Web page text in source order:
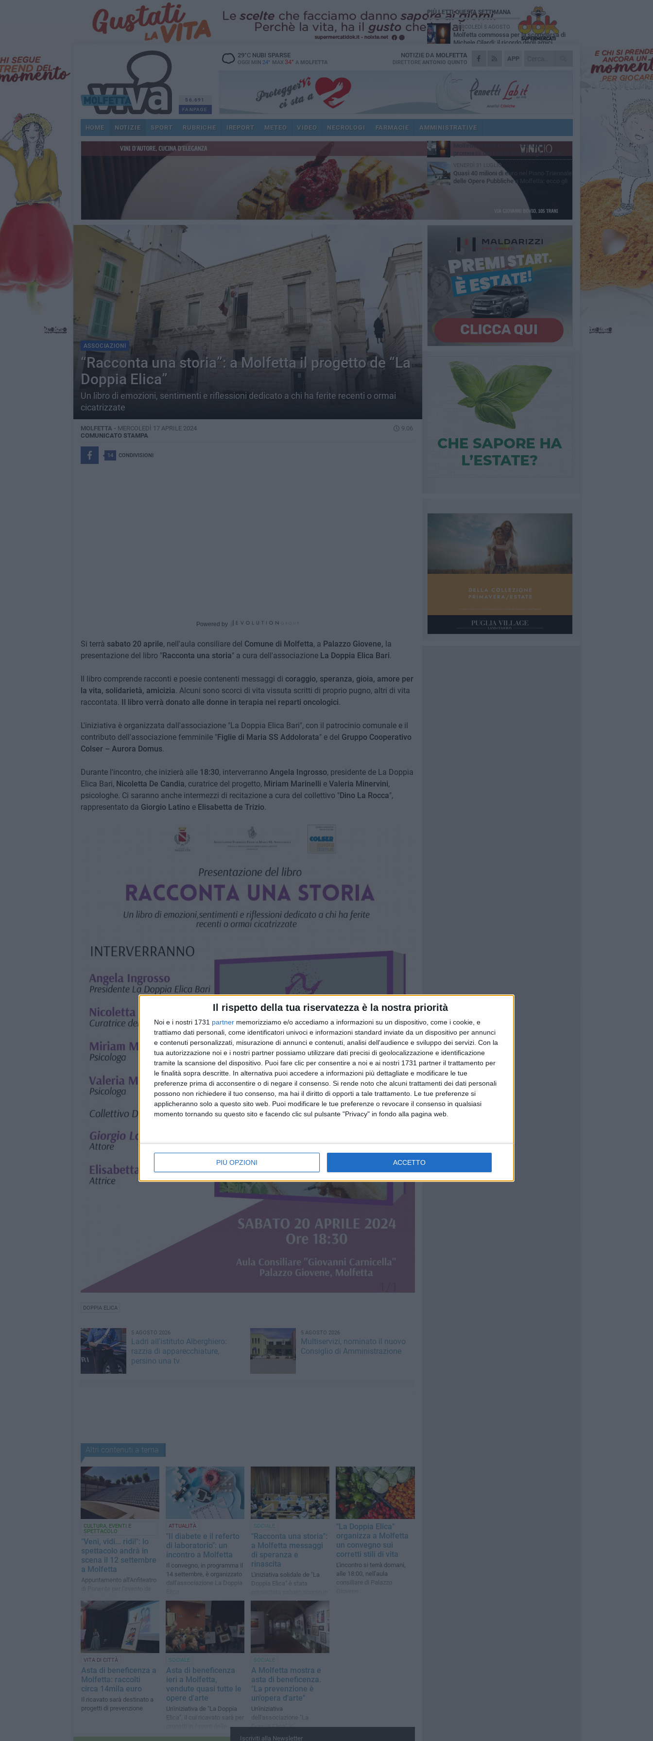
Il rispetto della tua riservatezza è la nostra priorità
Noi e i nostri 1731 partner memorizziamo e/o accediamo a informazioni su un dispositivo, come i cookie, e
trattiamo dati personali, come identificatori univoci e informazioni standard inviate da un dispositivo per annunci
e contenuti personalizzati, misurazione di annunci e contenuti, analisi dell'audience e sviluppo dei servizi. Con la
tua autorizzazione noi e i nostri partner possiamo utilizzare dati precisi di geolocalizzazione e identificazione
tramite la scansione del dispositivo. Puoi fare clic per consentire a noi e ai nostri 1731 partner il trattamento per
le finalità sopra descritte. In alternativa puoi accedere a informazioni più dettagliate e modificare le tue
preferenze prima di acconsentire o di negare il consenso. Si rende noto che alcuni trattamenti dei dati personali
possono non richiedere il tuo consenso, ma hai il diritto di opporti a tale trattamento. Le tue preferenze si
applicheranno solo a questo sito web. Puoi modificare le tue preferenze o revocare il consenso in qualsiasi
momento tornando su questo sito e facendo clic sul pulsante "Privacy" in fondo alla pagina web.
PIÙ OPZIONI ACCETTO
56.691
FANPAGE
29°CNUBI SPARSE
OGGI MIN 24° MAX 34° A MOLFETTA
APP
NOTIZIE DA MOLFETTA
DIRETTORE ANTONIO QUINTO
HOME NOTIZIE SPORT RUBRICHE IREPORT METEO VIDEO NECROLOGI FARMACIE AMMINISTRATIVE
ASSOCIAZIONI
“Racconta una storia”: a Molfetta il progetto de “La
Doppia Elica”
Un libro di emozioni, sentimenti e riflessioni dedicato a chi ha ferite recenti o ormai
cicatrizzate
MOLFETTA - MERCOLEDÌ 17 APRILE 2024
9.06
COMUNICATO STAMPA
14 CONDIVISIONI
Powered by
Si terrà sabato 20 aprile, nell'aula consiliare del Comune di Molfetta, a Palazzo Giovene, la
presentazione del libro "Racconta una storia" a cura dell'associazione La Doppia Elica Bari.
Il libro comprende racconti e poesie contenenti messaggi di coraggio, speranza, gioia, amore per
la vita, solidarietà, amicizia. Alcuni sono scorci di vita vissuta scritti di proprio pugno, altri di vita
raccontata. Il libro verrà donato alle donne in terapia nei reparti oncologici.
L'iniziativa è organizzata dall'associazione "La Doppia Elica Bari", con il patrocinio comunale e il
contributo dell'associazione femminile "Figlie di Maria SS Addolorata" e del Gruppo Cooperativo
Colser – Aurora Domus.
Durante l'incontro, che inizierà alle 18:30, interverranno Angela Ingrosso, presidente de La Doppia
Elica Bari, Nicoletta De Candia, curatrice del progetto, Miriam Marinelli e Valeria Minervini,
psicologhe. Ci saranno anche intermezzi di recitazione a cura del collettivo "Dino La Rocca",
rappresentato da Giorgio Latinoe Elisabetta de Trizio.
DOPPIA ELICA
5 AGOSTO 2026
Ladri all'istituto Alberghiero:
razzia di apparecchiature,
persino una tv
5 AGOSTO 2026
Multiservizi, nominato il nuovo
Consiglio di Amministrazione
Altri contenuti a tema
CULTURA, EVENTI E
SPETTACOLO
"Veni, vidi... ridi!": lo
spettacolo andrà in
scena il 12 settembre
a Molfetta
Appuntamento all'Anfiteatro
ATTUALITÀ
"Il diabete e il referto
di laboratorio": un
incontro a Molfetta
Il convegno, in programma il
14 settembre, è organizzato
dall'associazione La Doppia
SOCIALE
"Racconta una storia":
a Molfetta messaggi
di speranza e
rinascita
L'iniziativa solidale de "La
Doppia Elica" è stata
aula consiliare
"La Doppia Elica"
organizza a Molfetta
un convegno sui
corretti stili di vita
L'incontro si terrà domani,
alle 18:00, nell'aula
consiliare di Palazzo
VITA DI CITTÀ
Asta di beneficenza a
Molfetta: raccolti
circa 14mila euro
Il ricavato sarà destinato a
progetti di prevenzione
SOCIALE
Asta di beneficenza
ieri a Molfetta,
vendute quasi tutte le
opere d'arte
Un'iniziativa de "La Doppia
Elica", il cui ricavato sarà per
donne
SOCIALE
A Molfetta mostra e
asta di beneficenza.
"La prevenzione è
un'opera d'arte"
Un'iniziativa
dell'associazione "La
Doppia Elica" in
collaborazione con la
Iscriviti alla Newsletter
PIÙ LETTI QUESTA SETTIMANA
MERCOLEDÌ 5 AGOSTO
Molfetta commossa per la scomparsa di
Michele Cilardi: il ricordo degli amici
VENERDÌ 31 LUGLIO
TARI 2026, il Sindaco anticipa gli aumenti:
famiglie»
SABATO 1 AGOSTO
La MTM Molfetta cerca autisti e
accompagnatori per gli scuolabus:
pubblicato il bando
SABATO 1 AGOSTO
Consiglio comunale, Siragusa replica ad
Amato: «Mai limitato il diritto di parola, ho
VENERDÌ 31 LUGLIO
Molfetta piange Onofrio Carlucci,
promessa del calcio locale negli anni '60
VENERDÌ 31 LUGLIO
Quasi 40 milioni di euro nel Piano Triennale
delle Opere Pubbliche a Molfetta: ecco gli
interventi previsti fino al 2028